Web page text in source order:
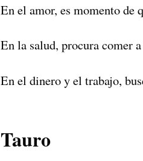
En el amor, es momento de
En la salud, procura comer
En el dinero y el trabajo,
Tauro